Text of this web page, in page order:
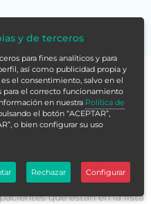
son,probablemente,
coordinada dentro de
minucioso operativo que
de la salud, al donante y
que están en la lista
y de terceros
para fines analíticos y para
así como publicidad propia y
el consentimiento, salvo en el
para el correcto funcionamiento
en nuestra Política de
el botón “ACEPTAR”,
o bien configurar su uso
Rechazar Configurar